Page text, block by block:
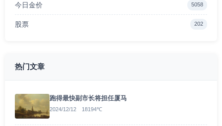
今日金价 5058
股票 202
热门文章
跑得最快副市长将担任厦马
2024/12/12 18194℃